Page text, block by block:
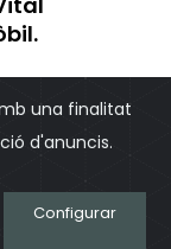
para
silla de
para realizar
una finalitat
d'anuncis.
Configurar